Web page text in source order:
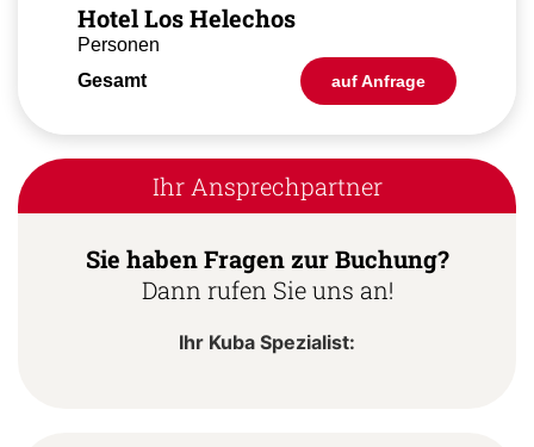
Hotel Los Helechos
Personen
Gesamt
auf Anfrage
Ihr Ansprechpartner
Sie haben Fragen zur Buchung?
Dann rufen Sie uns an!
Ihr Kuba Spezialist: